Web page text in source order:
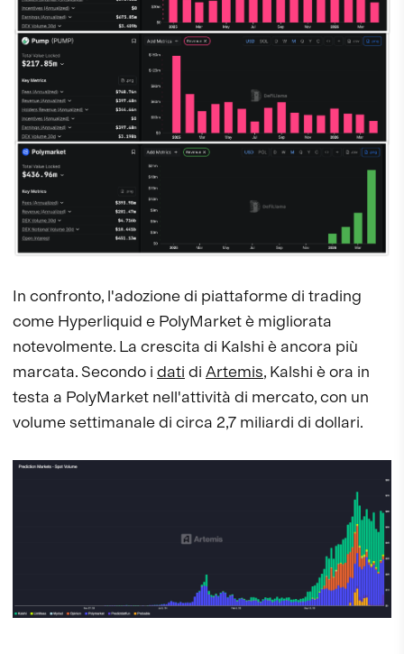
In confronto, l'adozione di piattaforme di trading
come Hyperliquid e PolyMarket è migliorata
notevolmente. La crescita di Kalshi è ancora più
marcata. Secondo i dati di Artemis, Kalshi è ora in
testa a PolyMarket nell'attività di mercato, con un
volume settimanale di circa 2,7 miliardi di dollari.